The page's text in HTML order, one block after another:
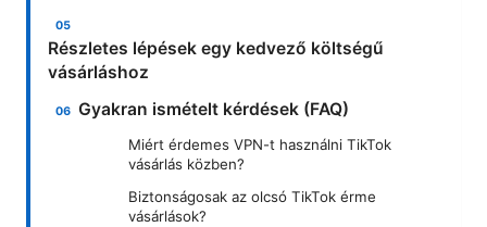
Részletes lépések egy kedvező költségű
vásárláshoz
Gyakran ismételt kérdések (FAQ)
Miért érdemes VPN-t használni TikTok
vásárlás közben?
Biztonságosak az olcsó TikTok érme
vásárlások?